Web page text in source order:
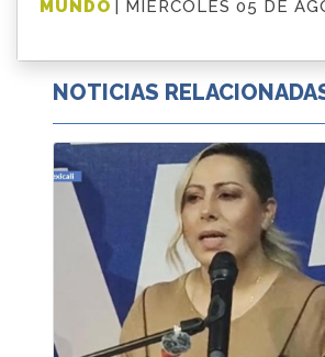
MUNDO | MIÉRCOLES 05 DE
NOTICIAS